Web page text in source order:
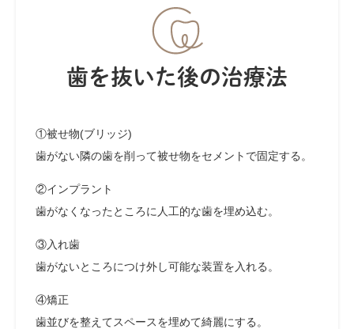
歯を抜いた後の治療法
①被せ物(ブリッジ)
歯がない隣の歯を削って被せ物をセメントで固定する。
②インプラント
歯がなくなったところに人工的な歯を埋め込む。
③入れ歯
歯がないところにつけ外し可能な装置を入れる。
④矯正
歯並びを整えてスペースを埋めて綺麗にする。